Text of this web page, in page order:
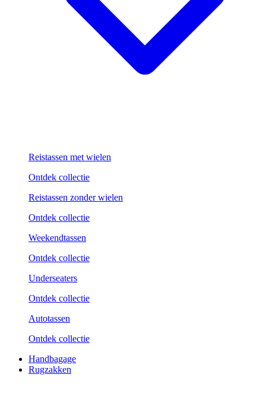
Reistassen met wielen
Ontdek collectie
Reistassen zonder wielen
Ontdek collectie
Weekend­tassen
Ontdek collectie
Underseaters
Ontdek collectie
Autotassen
Ontdek collectie
Handbagage
Rugzakken